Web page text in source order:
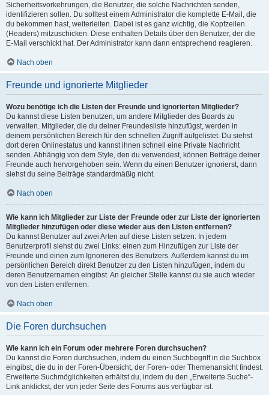
Sicherheitsvorkehrungen, die Benutzer, die solche Nachrichten senden,
identifizieren sollen. Du solltest einem Administrator die komplette E-Mail, die
du bekommen hast, weiterleiten. Dabei ist es ganz wichtig, die Kopfzeilen
(Headers) mitzuschicken. Diese enthalten Details über den Benutzer, der die
E-Mail verschickt hat. Der Administrator kann dann entsprechend reagieren.
Nach oben
Freunde und ignorierte Mitglieder
Wozu benötige ich die Listen der Freunde und ignorierten Mitglieder?
Du kannst diese Listen benutzen, um andere Mitglieder des Boards zu
verwalten. Mitglieder, die du deiner Freundesliste hinzufügst, werden in
deinem persönlichen Bereich für den schnellen Zugriff aufgelistet. Du siehst
dort deren Onlinestatus und kannst ihnen schnell eine Private Nachricht
senden. Abhängig von dem Style, den du verwendest, können Beiträge deiner
Freunde auch hervorgehoben sein. Wenn du einen Benutzer ignorierst, dann
siehst du seine Beiträge standardmäßig nicht.
Nach oben
Wie kann ich Mitglieder zur Liste der Freunde oder zur Liste der ignorierten
Mitglieder hinzufügen oder diese wieder aus den Listen entfernen?
Du kannst Benutzer auf zwei Arten auf diese Listen setzen: In jedem
Benutzerprofil siehst du zwei Links: einen zum Hinzufügen zur Liste der
Freunde und einen zum Ignorieren des Benutzers. Außerdem kannst du im
persönlichen Bereich direkt Benutzer zu den Listen hinzufügen, indem du
deren Benutzernamen eingibst. An gleicher Stelle kannst du sie auch wieder
von den Listen entfernen.
Nach oben
Die Foren durchsuchen
Wie kann ich ein Forum oder mehrere Foren durchsuchen?
Du kannst die Foren durchsuchen, indem du einen Suchbegriff in die Suchbox
eingibst, die du in der Foren-Übersicht, der Foren- oder Themenansicht findest.
Erweiterte Suchmöglichkeiten erhältst du, indem du den „Erweiterte Suche“-
Link anklickst, der von jeder Seite des Forums aus verfügbar ist.